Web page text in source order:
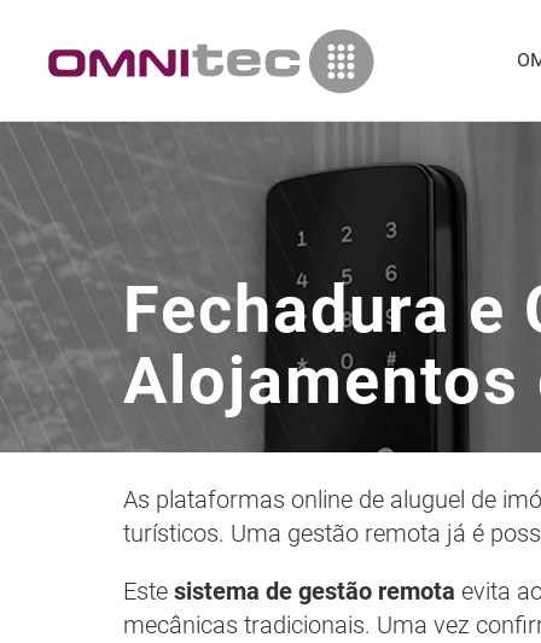
Fechadura e
Alojamentos
As plataformas online de aluguel de
turísticos. Uma gestão remota já é
Este sistema de gestão remota evita
mecânicas tradicionais. Uma vez